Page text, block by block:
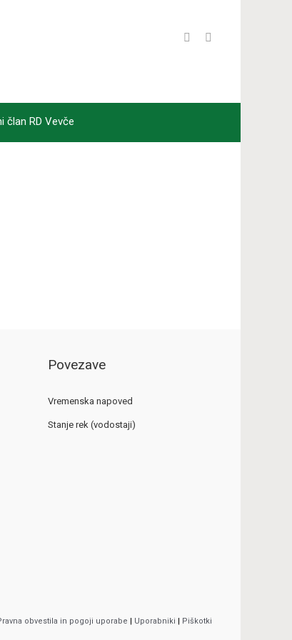
član RD Vevče
Povezave
Vremenska napoved
Stanje rek (vodostaji)
obvestila in pogoji uporabe | Uporabniki | Piškotki